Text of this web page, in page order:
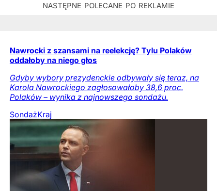
Nawrocki z szansami na reelekcję? Tylu Polaków
oddałoby na niego głos
Gdyby wybory prezydenckie odbywały się teraz, na
Karola Nawrockiego zagłosowałoby 38,6 proc.
Polaków – wynika z najnowszego sondażu.
SondażKraj